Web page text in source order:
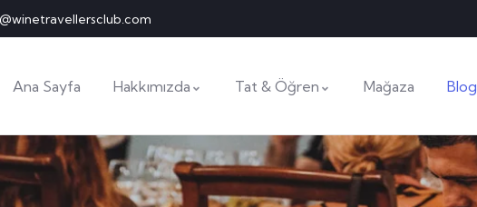
Ana Sayfa Hakkımızda Tat & Öğren Mağaza Blog